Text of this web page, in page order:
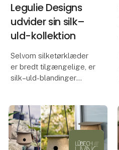
Legulie Designs
udvider sin silk–
uld-kollektion
Selvom silketørklæder
er bredt tilgængelige, er
silk–uld-blandinger
kombination gør
tørklædet særligt
alsidigt: let og samtidig
varmt, raffineret og